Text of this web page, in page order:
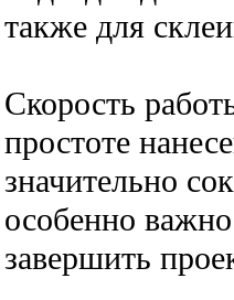
также для
Скорость
простоте
значительно
особенно
завершить